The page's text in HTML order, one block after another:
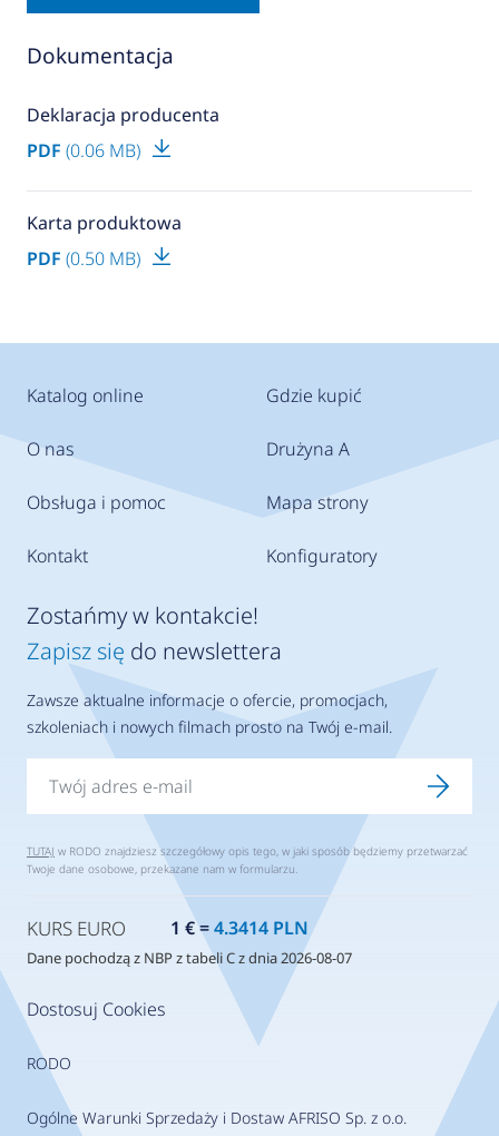
Dokumentacja
Deklaracja producenta
PDF (0.06 MB)
Karta produktowa
PDF (0.50 MB)
Katalog online
O nas
Obsługa i pomoc
Kontakt
Gdzie kupić
Drużyna A
Mapa strony
Konfiguratory
Dostosuj Cookies
RODO
Ogólne Warunki Sprzedaży i Dostaw AFRISO Sp. z o.o.
Zostańmy w kontakcie!
Zapisz się do newslettera
Zawsze aktualne informacje o ofercie, promocjach,
szkoleniach i nowych filmach prosto na Twój e-mail.
TUTAJ w RODO znajdziesz szczegółowy opis tego, w jaki sposób będziemy przetwarzać
Twoje dane osobowe, przekazane nam w formularzu.
KURS EURO 1 € =4.3414 PLN
Dane pochodzą z NBP z tabeli C z dnia 2026-08-07